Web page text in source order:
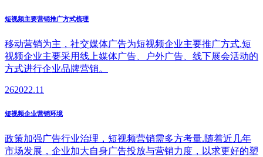
短视频主要营销推广方式梳理
移动营销为主，社交媒体广告为短视频企业主要推广方式.短
视频企业主要采用线上媒体广告、户外广告、线下展会活动的
方式进行企业品牌营销。
262022.11
短视频企业营销环境
政策加强广告行业治理，短视频营销需多方考量.随着近几年
市场发展，企业加大自身广告投放与营销力度，以求更好的塑